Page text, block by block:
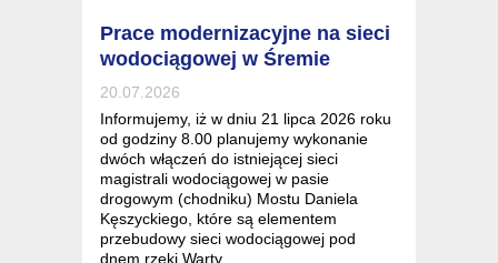
Prace modernizacyjne na sieci
wodociągowej w Śremie
20.07.2026
Informujemy, iż w dniu 21 lipca 2026 roku
od godziny 8.00 planujemy wykonanie
dwóch włączeń do istniejącej sieci
magistrali wodociągowej w pasie
drogowym (chodniku) Mostu Daniela
Kęszyckiego, które są elementem
przebudowy sieci wodociągowej pod
dnem rzeki Warty.